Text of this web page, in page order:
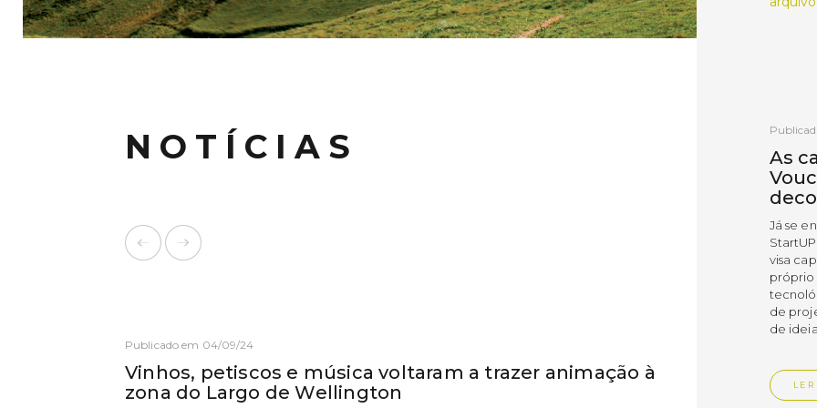
NOTÍCIAS
Publicado em 04/09/24
Vinhos, petiscos e música voltaram a trazer animação à
zona do Largo de Wellington
As
Já se
visa
próprio
de
de